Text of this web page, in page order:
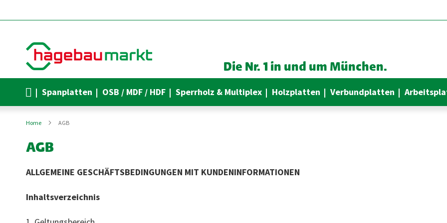
zum
Die Nr. 1 in und um München.
Spanplatten OSB / MDF / HDF Sperrholz & Multiplex Holzplatten Verbundplatten
Home AGB
AGB
ALLGEMEINE GESCHÄFTSBEDINGUNGEN MIT KUNDENINFORMATIONEN
Inhaltsverzeichnis